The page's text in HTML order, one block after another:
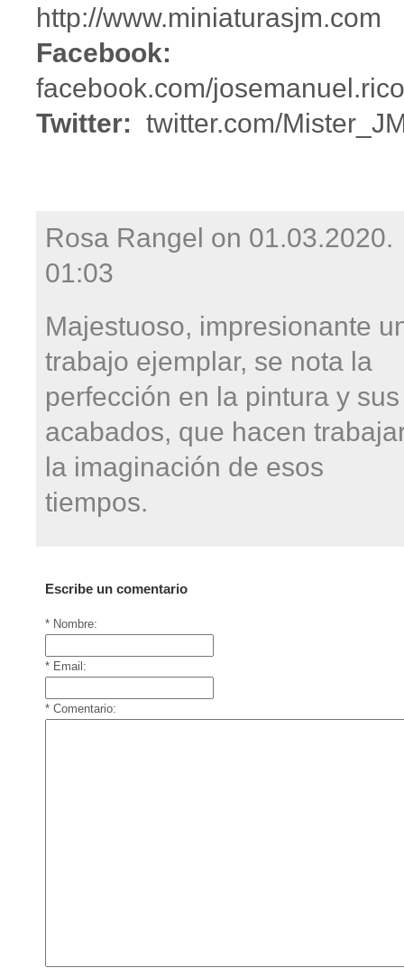
http://www.miniaturasjm.com
Facebook:
facebook.com/
Twitter: twitter.com/
Rosa Rangel on 01.03.2020.
01:03
Majestuoso, impresionante
trabajo ejemplar, se nota la
perfección en la pintura y sus
acabados, que hacen
la imaginación de esos
tiempos.
Escribe un comentario
* Nombre:
* Email:
* Comentario: